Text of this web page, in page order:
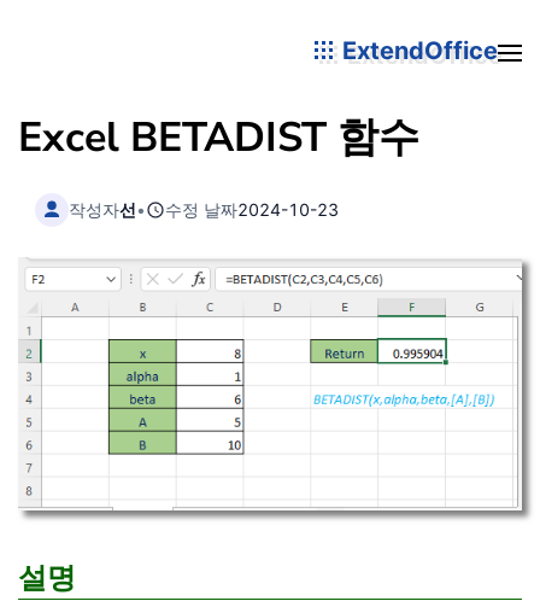
ExtendOffice
Excel BETADIST 함수
작성자선• 수정 날짜2024-10-23
설명